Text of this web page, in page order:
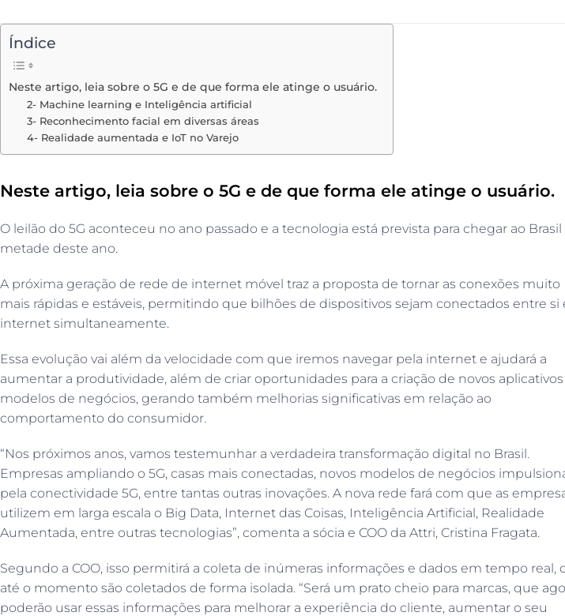
Índice
Neste artigo, leia sobre o 5G e de que forma ele atinge o usuário.
2- Machine learning e Inteligência artificial
3- Reconhecimento facial em diversas áreas
4- Realidade aumentada e IoT no Varejo
Neste artigo, leia sobre o 5G e de que forma ele atinge o usuário.
O leilão do 5G aconteceu no ano passado e a tecnologia está prevista para chegar ao Brasil
metade deste ano.
A próxima geração de rede de internet móvel traz a proposta de tornar as conexões muito
mais rápidas e estáveis, permitindo que bilhões de dispositivos sejam conectados entre si
internet simultaneamente.
Essa evolução vai além da velocidade com que iremos navegar pela internet e ajudará a
aumentar a produtividade, além de criar oportunidades para a criação de novos aplicativos
modelos de negócios, gerando também melhorias significativas em relação ao
comportamento do consumidor.
“Nos próximos anos, vamos testemunhar a verdadeira transformação digital no Brasil.
Empresas ampliando o 5G, casas mais conectadas, novos modelos de negócios
pela conectividade 5G, entre tantas outras inovações. A nova rede fará com que as
utilizem em larga escala o Big Data, Internet das Coisas, Inteligência Artificial, Realidade
Aumentada, entre outras tecnologias”, comenta a sócia e COO da Attri, Cristina Fragata.
Segundo a COO, isso permitirá a coleta de inúmeras informações e dados em tempo real,
até o momento são coletados de forma isolada. “Será um prato cheio para marcas, que
poderão usar essas informações para melhorar a experiência do cliente, aumentar o seu